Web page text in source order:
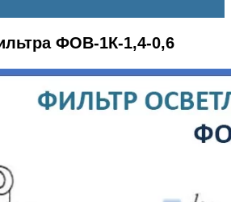
ФОВ-1К-1,4-0,6